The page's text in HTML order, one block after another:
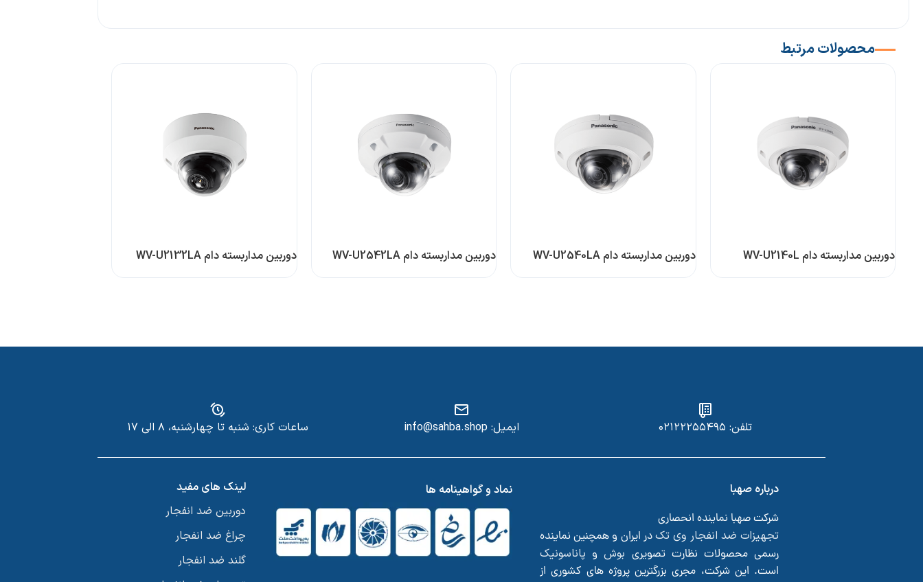
محصولات مرتبط
دوربین مداربسته دام WV-U2140L دوربین مداربسته دام WV-U2540LA دوربین مداربسته دام WV-U2542LA دوربین مداربسته دام WV-U2132LA
تلفن: ۰۲۱۲۲۲۵۵۴۹۵ ایمیل: info@sahba.shop ساعات کاری: شنبه تا چهارشنبه، ۸ الی ۱۷
درباره صهبا
شرکت صهبا نماینده انحصاری
تجهیزات ضد انفجار وی تکدر ایران و همچنین نماینده
رسمی محصولات نظارت تصویری بوشو پاناسونیک
است. این شرکت، مجری بزرگترین پروژه های کشوری از
نماد و گواهینامه ها
لینک های مفید
دوربین ضد انفجار
چراغ ضد انفجار
گلند ضد انفجار